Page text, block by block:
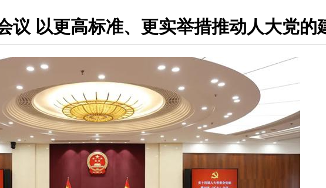
议 以更高标准、更实举措推动人大党的